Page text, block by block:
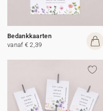
Bedankkaarten
vanaf € 2,39